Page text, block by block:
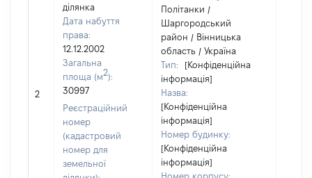
2
ділянка
Дата набуття
права:
12.12.2002
Загальна
площа (м2):
30997
Реєстраційний
номер
(кадастровий
номер для
земельної
Політанки /
Шаргородський
район / Вінницька
область / Україна
Тип:
[Конфіденційна
інформація]
Назва:
[Конфіденційна
інформація]
Номер будинку:
[Конфіденційна
інформація]
Номер корпусу: